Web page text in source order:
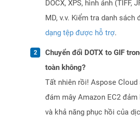
DOCX, XPS, hình ảnh (TIFF,
MD, v.v. Kiểm tra danh sách
dạng tệp được hỗ trợ.
Chuyển đổi DOTX to GIF
toàn không?
Tất nhiên rồi! Aspose Cloud
đám mây Amazon EC2
và khả năng phục hồi của